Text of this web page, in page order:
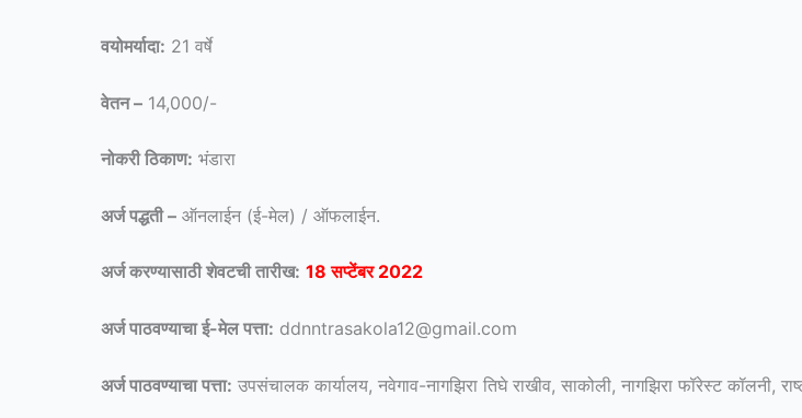
वयोमर्यादा: 21 वर्षे
वेतन – 14,000/-
नोकरी ठिकाण: भंडारा
अर्ज पद्धती – ऑनलाईन (ई-मेल) / ऑफलाईन.
अर्ज करण्यासाठी शेवटची तारीख: 18 सप्टेंबर 2022
अर्ज पाठवण्याचा ई-मेल पत्ता: ddnntrasakola12@gmail.com
अर्ज पाठवण्याचा पत्ता: उपसंचालक कार्यालय, नवेगाव-नागझिरा तिघे राखीव, साकोली, नागझिरा फॉरेस्ट कॉलनी,